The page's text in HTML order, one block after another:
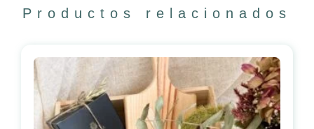
Productos relacionados